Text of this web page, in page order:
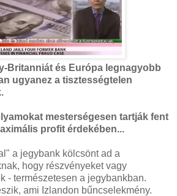
Britanniát és Európa legnagyobb
ugyanez a tisztességtelen
mesterségesen tartják fent
profit érdekében...
a jegybank kölcsönt ad a
hogy részvényeket vagy
- természetesen a jegybankban.
ami Izlandon bűncselekmény.